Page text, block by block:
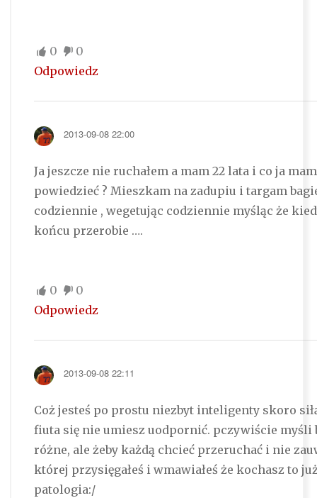
0
0
Odpowiedz
2013-09-08 22:00
Ja jeszcze nie ruchałem a mam 22 lata i co ja
powiedzieć ? Mieszkam na zadupiu i targam
codziennie , wegetując codziennie myśląc że
końcu przerobie ….
0
0
Odpowiedz
2013-09-08 22:11
Coż jesteś po prostu niezbyt inteligenty skoro
fiuta się nie umiesz uodpornić. pczywiście myśli
różne, ale żeby każdą chcieć przeruchać i nie
której przysięgałeś i wmawiałeś że kochasz to
patologia:/